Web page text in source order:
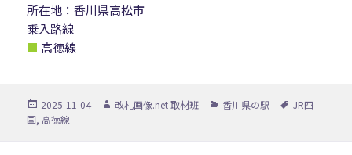
所在地：香川県高松市
乗入路線
■ 高徳線
投
稿
2025-11-04
作
改札画像.net 取材班
カ
香川県の駅
タ
JR四
国,高徳線